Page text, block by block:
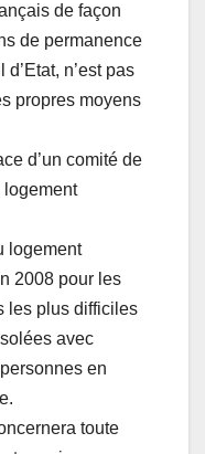
de façon
de permanence
n’est pas
propres moyens
d’un comité de
logement
logement
2008 pour les
les plus difficiles
avec
en
toute